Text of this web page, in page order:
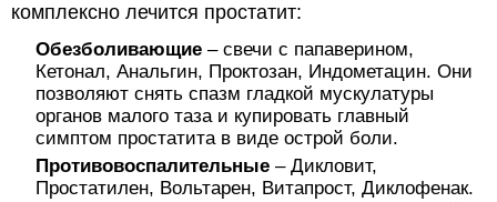
комплексно лечится простатит:
Обезболивающие – свечи с папаверином,
Кетонал, Анальгин, Проктозан, Индометацин. Они
позволяют снять спазм гладкой мускулатуры
органов малого таза и купировать главный
симптом простатита в виде острой боли.
Противовоспалительные – Дикловит,
Простатилен, Вольтарен, Витапрост, Диклофенак.